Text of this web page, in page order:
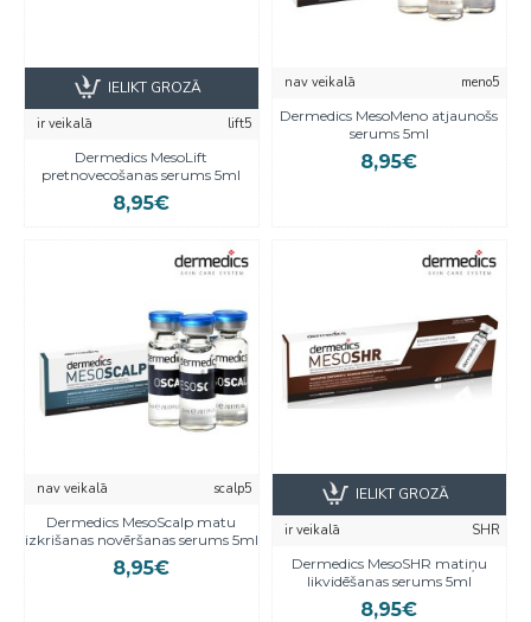
ir veikalā
lift5
Dermedics MesoLift
pretnovecošanas serums 5ml
8,95€
IELIKT GROZĀ nav veikalā
meno5
Dermedics MesoMeno atjaunošs
serums 5ml
8,95€
nav veikalā
scalp5
Dermedics MesoScalp matu
izkrišanas novēršanas serums 5ml
8,95€
ir veikalā
SHR
Dermedics MesoSHR matiņu
likvidēšanas serums 5ml
8,95€
IELIKT GROZĀ